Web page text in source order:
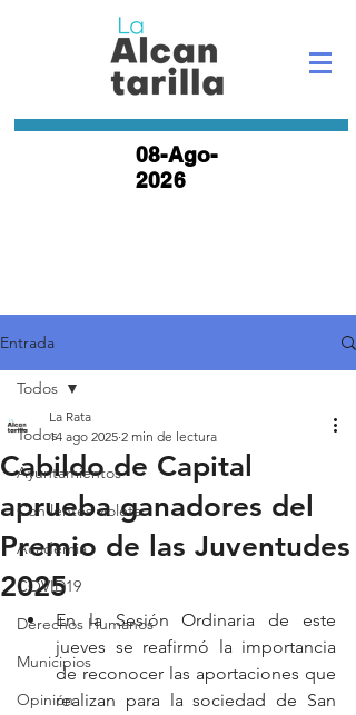
08-Ago-
2026
Entrada
Todos
Ayuntamientos
Con lentes violeta
Academia
COVID19
Derechos Humanos
Municipios
Opinión
Todos
Cabildo de Capital
aprueba ganadores del
Premio de las Juventudes
2025
La Rata
14 ago 2025 2 min de lectura
En la Sesión Ordinaria de este
jueves se reafirmó la importancia
de reconocer las aportaciones que
realizan para la sociedad de San